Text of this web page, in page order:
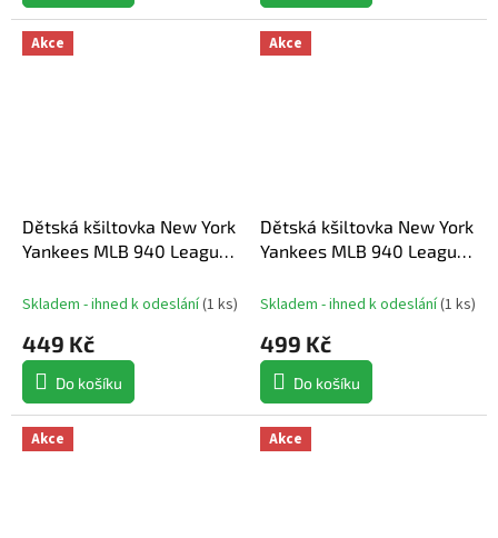
Akce
Dětská kšiltovka New York
Yankees MLB 940 League
Skladem - ihned k odeslání(1 ks)
449 Kč
Do košíku
Akce
Dětská kšiltovka New York
Yankees MLB 940 League
Skladem - ihned k odeslání(1 ks)
499 Kč
Do košíku
Akce Akce